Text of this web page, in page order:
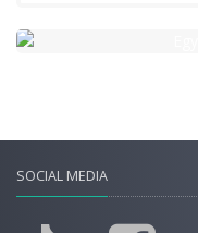
SOCIAL MEDIA